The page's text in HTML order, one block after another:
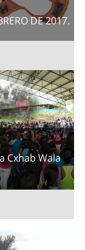
DE 2017.
Cxhab Wala